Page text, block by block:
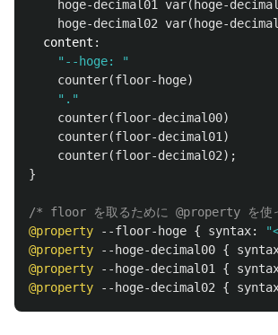
hoge-decimal01
var(hoge-
hoge-decimal02 var(hoge-
content :
"--hoge: "
counter(floor-hoge)
"."
counter(floor-decimal00)
counter(floor-decimal01 )
counter(floor-decimal02);
}
/* floor を取るために @property を使
@property
--floor-hoge { syntax:
@property
--hoge-decimal00 {
@property
--hoge-decimal01 {
@property
--hoge-decimal02 {